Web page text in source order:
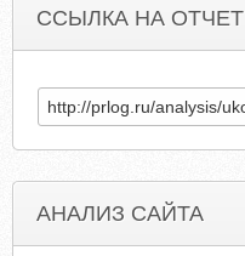
ССЫЛКА НА ОТЧЕТ
АНАЛИЗ САЙТА